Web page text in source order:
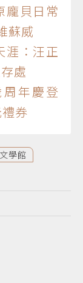
貝日常
蘇威
：汪正
處
年慶登
券
學館